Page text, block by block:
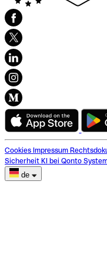
Cookies Impressum
Sicherheit KI bei Qonto
de